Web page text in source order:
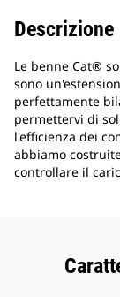
Descrizione
Le benne Cat®
sono
perfettamente
permettervi di
l'efficienza dei
abbiamo
controllare il